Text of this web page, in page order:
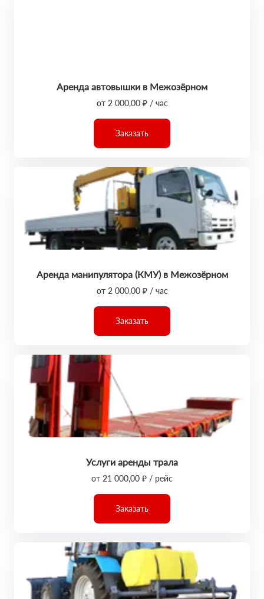
Аренда автовышки в Межозёрном
от 2 000,00 ₽ / час
Заказать
Аренда манипулятора (КМУ) в Межозёрном
от 2 000,00 ₽ / час
Заказать
Услуги аренды трала
от 21 000,00 ₽ / рейс
Заказать